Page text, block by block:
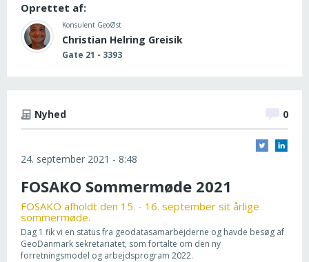
Oprettet af:
Konsulent GeoØst
Christian Helring Greisik
Gate 21 - 3393
Nyhed 0
24. september 2021 - 8:48
FOSAKO Sommermøde 2021
FOSAKO afholdt den 15. - 16. september sit årlige
sommermøde.
Dag 1 fik vi en status fra geodatasamarbejderne og havde besøg af
GeoDanmark sekretariatet, som fortalte om den ny
forretningsmodel og arbejdsprogram 2022.